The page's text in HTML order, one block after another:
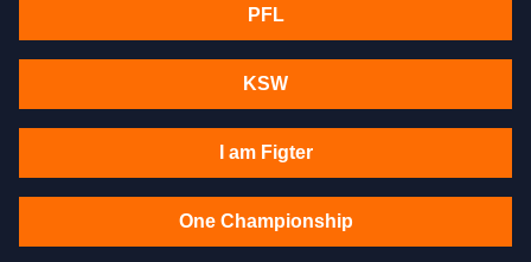
PFL
KSW
I am Figter
One Championship